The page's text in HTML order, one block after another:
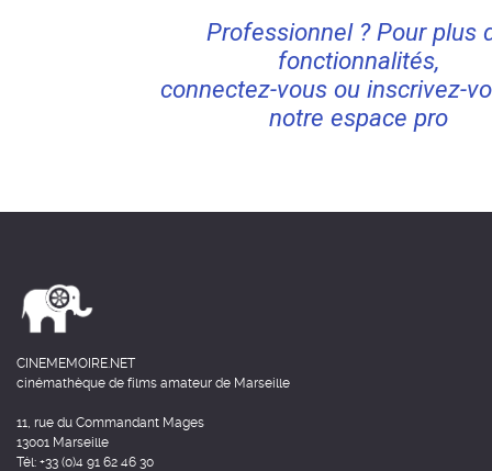
Professionnel ? Pour plus
fonctionnalités,
connectez-vous ou inscrivez-
notre espace pro
CINEMEMOIRE.NET
cinémathèque de films amateur de Marseille
11, rue du Commandant Mages
13001 Marseille
Tél: +33 (0)4 91 62 46 30